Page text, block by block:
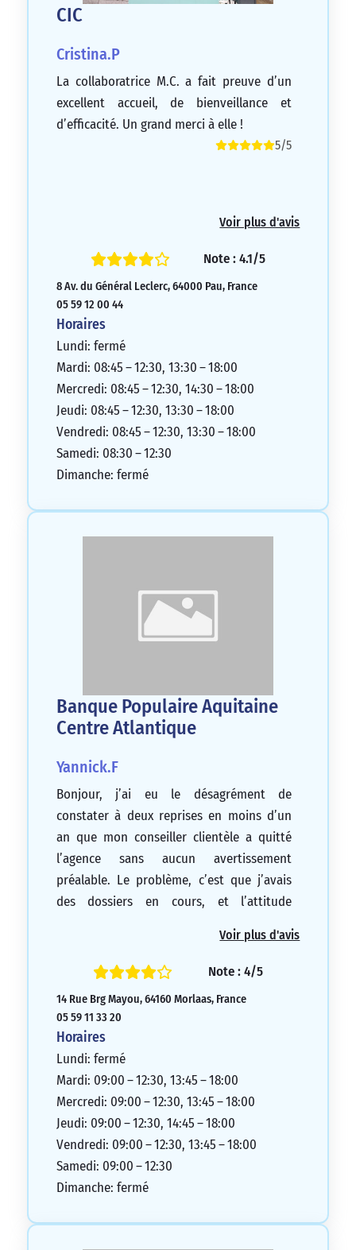
CIC
Cristina.P
La collaboratrice M.C. a fait preuve d’un
excellent accueil, de bienveillance et
d’efficacité. Un grand merci à elle !
5/5
Voir plus d'avis
Note : 4.1/5
8 Av. du Général Leclerc, 64000 Pau, France
05 59 12 00 44
Horaires
Lundi: fermé
Mardi: 08:45 – 12:30, 13:30 – 18:00
Mercredi: 08:45 – 12:30, 14:30 – 18:00
Jeudi: 08:45 – 12:30, 13:30 – 18:00
Vendredi: 08:45 – 12:30, 13:30 – 18:00
Samedi: 08:30 – 12:30
Dimanche: fermé
Banque Populaire Aquitaine
Centre Atlantique
Yannick.F
Bonjour, j’ai eu le désagrément de
constater à deux reprises en moins d’un
an que mon conseiller clientèle a quitté
l’agence sans aucun avertissement
préalable. Le problème, c’est que j’avais
des dossiers en cours, et l’attitude
n’a pas daigné présenter ses excuses,
argumentant que nous étions trop
Voir plus d'avis
Note : 4/5
14 Rue Brg Mayou, 64160 Morlaas, France
05 59 11 33 20
Horaires
Lundi: fermé
Mardi: 09:00 – 12:30, 13:45 – 18:00
Mercredi: 09:00 – 12:30, 13:45 – 18:00
Jeudi: 09:00 – 12:30, 14:45 – 18:00
Vendredi: 09:00 – 12:30, 13:45 – 18:00
Samedi: 09:00 – 12:30
Dimanche: fermé